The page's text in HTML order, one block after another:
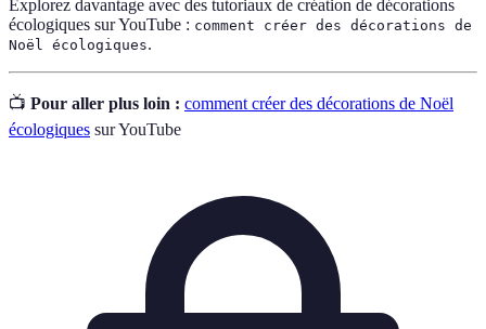
Explorez davantage avec des tutoriaux de création de décorations
écologiques sur YouTube : comment créer des décorations de
Noël écologiques.
📺 Pour aller plus loin : comment créer des décorations de Noël
écologiques sur YouTube